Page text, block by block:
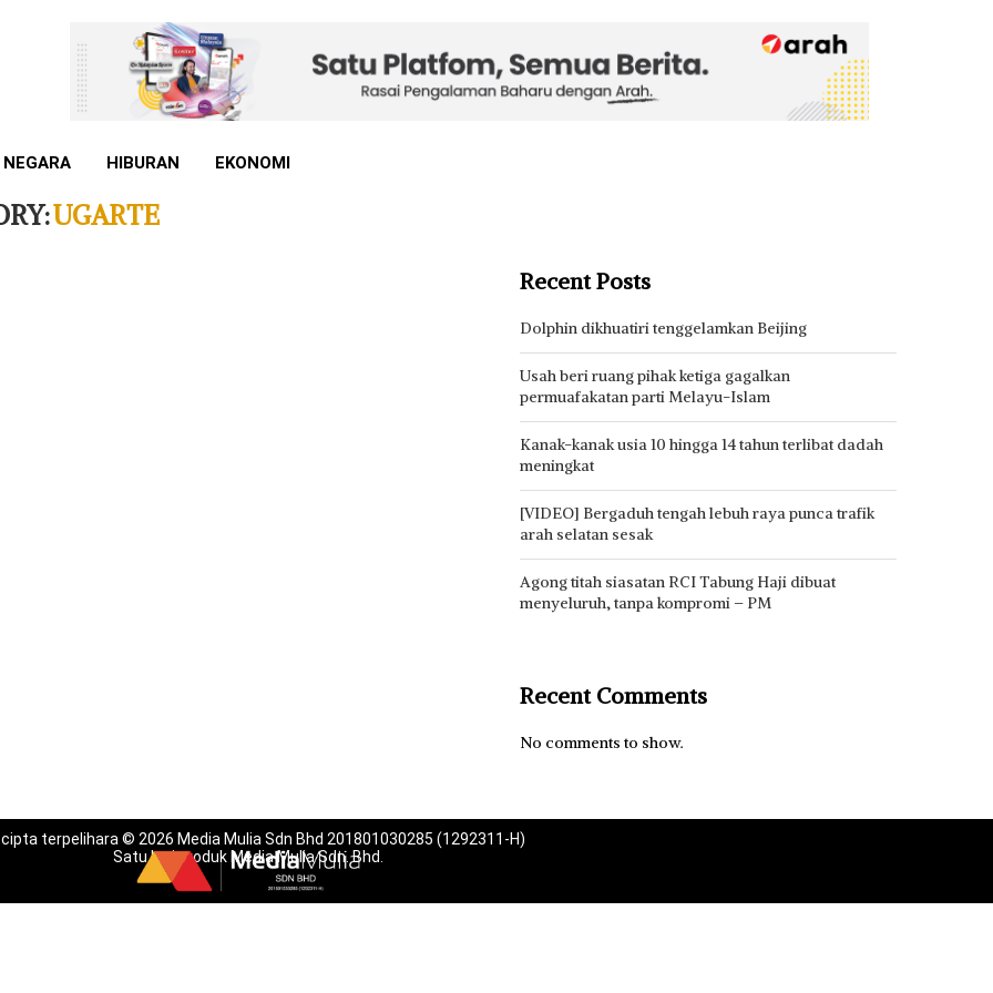
HIBURAN EKONOMI
UGARTE
Recent Posts
Dolphin dikhuatiri tenggelamkan Beijing
Usah beri ruang pihak ketiga gagalkan
permuafakatan parti Melayu-Islam
Kanak-kanak usia 10 hingga 14 tahun terlibat dadah
meningkat
[VIDEO] Bergaduh tengah lebuh raya punca trafik
arah selatan sesak
Agong titah siasatan RCI Tabung Haji dibuat
menyeluruh, tanpa kompromi – PM
Recent Comments
No comments to show.
cipta terpelihara © 2026 Media Mulia Sdn Bhd 201801030285 (1292311-H)
Satu lagi produk Media Mulia Sdn. Bhd.